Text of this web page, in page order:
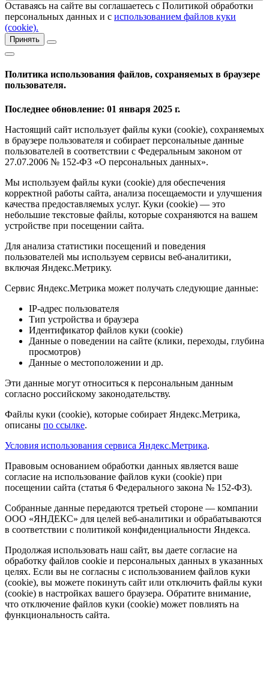
Оставаясь на сайте вы соглашаетесь с Политикой обработки
персональных данных и с использованием файлов куки
(cookie).
Принять
Политика использования файлов, сохраняемых в браузере
пользователя.
Последнее обновление: 01 января 2025 г.
Настоящий сайт использует файлы куки (cookie), сохраняемых
в браузере пользователя и собирает персональные данные
пользователей в соответствии с Федеральным законом от
27.07.2006 № 152-ФЗ «О персональных данных».
Мы используем файлы куки (cookie) для обеспечения
корректной работы сайта, анализа посещаемости и улучшения
качества предоставляемых услуг. Куки (cookie) — это
небольшие текстовые файлы, которые сохраняются на вашем
устройстве при посещении сайта.
Для анализа статистики посещений и поведения
пользователей мы используем сервисы веб-аналитики,
включая Яндекс.Метрику.
Сервис Яндекс.Метрика может получать следующие данные:
IP-адрес пользователя
Тип устройства и браузера
Идентификатор файлов куки (cookie)
Данные о поведении на сайте (клики, переходы, глубина
просмотров)
Данные о местоположении и др.
Эти данные могут относиться к персональным данным
согласно российскому законодательству.
Файлы куки (cookie), которые собирает Яндекс.Метрика,
описаны по ссылке.
Условия использования сервиса Яндекс.Метрика.
Правовым основанием обработки данных является ваше
согласие на использование файлов куки (cookie) при
посещении сайта (статья 6 Федерального закона № 152-ФЗ).
Собранные данные передаются третьей стороне — компании
ООО «ЯНДЕКС» для целей веб-аналитики и обрабатываются
в соответствии с политикой конфиденциальности Яндекса.
Продолжая использовать наш сайт, вы даете согласие на
обработку файлов cookie и персональных данных в указанных
целях. Если вы не согласны с использованием файлов куки
(cookie), вы можете покинуть сайт или отключить файлы куки
(cookie) в настройках вашего браузера. Обратите внимание,
что отключение файлов куки (cookie) может повлиять на
функциональность сайта.